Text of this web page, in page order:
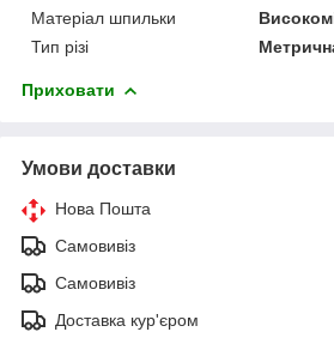
Матеріал шпильки
Тип різі
Приховати
Умови доставки
Нова Пошта
Самовивіз
Самовивіз
Доставка кур'єром